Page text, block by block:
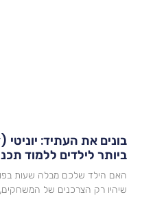
לילדים ללמוד תכנות
הילד שלכם מבלה שעות
רק הצרכנים של המשחקים, מה